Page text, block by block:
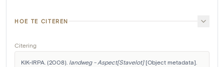
HOE TE CITEREN
Citering
KIK-IRPA. (2008). landweg - Aspect[Stavelot] [Object metadata].